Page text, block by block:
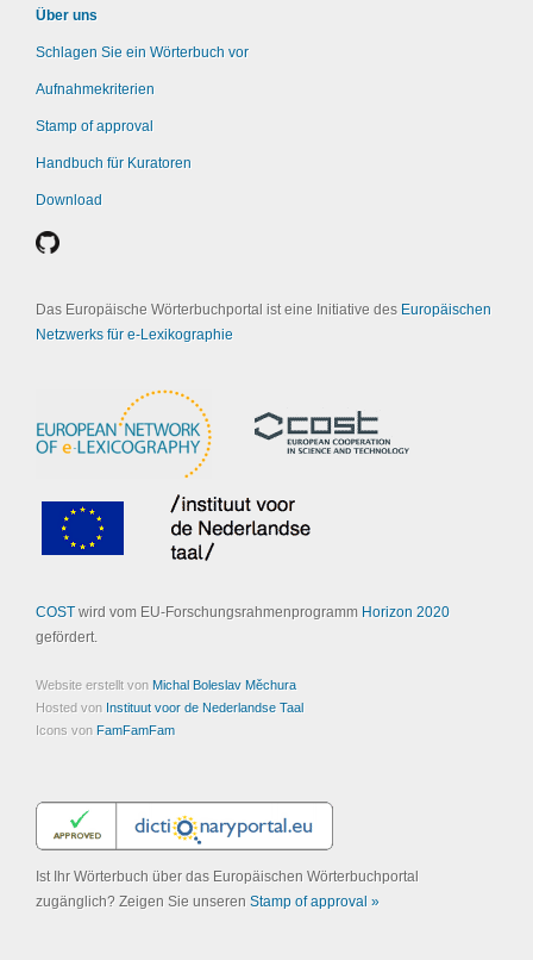
Über uns
Schlagen Sie ein Wörterbuch vor
Aufnahmekriterien
Stamp of approval
Handbuch für Kuratoren
Download
Das Europäische Wörterbuchportal ist eine Initiative des Europäischen
Netzwerks für e-Lexikographie
COSTwird vom EU-Forschungsrahmenprogramm Horizon 2020
gefördert.
Website erstellt von Michal Boleslav Měchura
Hosted von Instituut voor de Nederlandse Taal
Icons von FamFamFam
Ist Ihr Wörterbuch über das Europäischen Wörterbuchportal
zugänglich? Zeigen Sie unseren Stamp of approval »